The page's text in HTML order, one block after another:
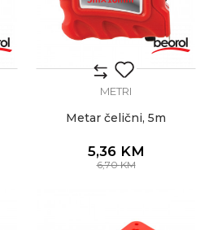
METRI
Metar čelični, 5m
5,36 KM
6,70KM